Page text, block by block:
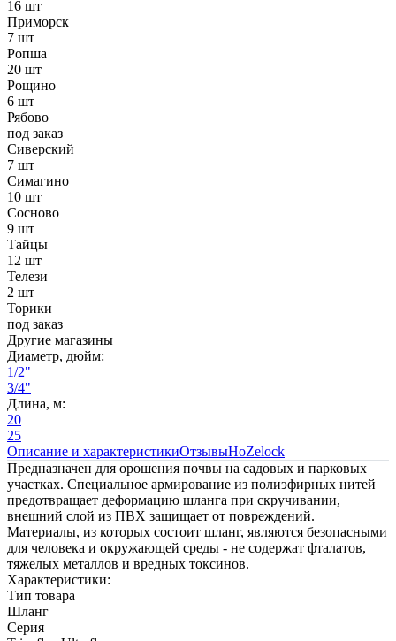
16 шт
Приморск
7 шт
Ропша
20 шт
Рощино
6 шт
Рябово
под заказ
Сиверский
7 шт
Симагино
10 шт
Сосново
9 шт
Тайцы
12 шт
Телези
2 шт
Торики
под заказ
Другие магазины
Диаметр, дюйм:
1/2"
3/4"
Длина, м:
20
25
Описание и характеристикиОтзывыHoZelock
Предназначен для орошения почвы на садовых и парковых
участках. Специальное армирование из полиэфирных нитей
предотвращает деформацию шланга при скручивании,
внешний слой из ПВХ защищает от повреждений.
Материалы, из которых состоит шланг, являются безопасными
для человека и окружающей среды - не содержат фталатов,
тяжелых металлов и вредных токсинов.
Характеристики:
Тип товара
Шланг
Серия